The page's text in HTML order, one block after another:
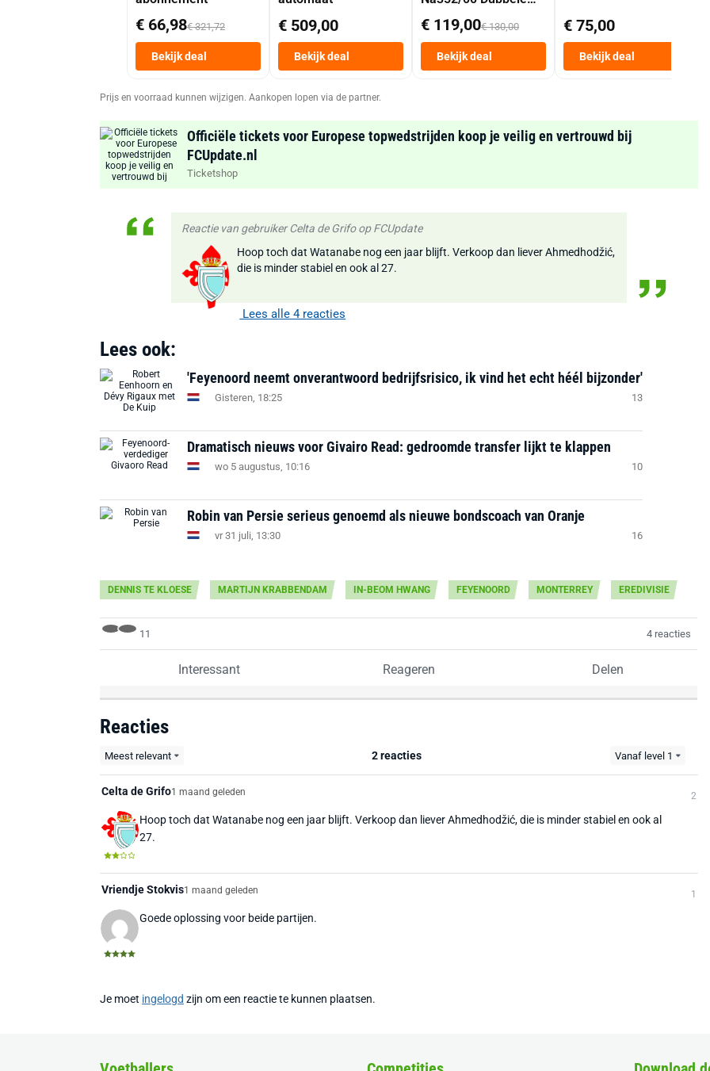
€ 66,98€ 321,72
Bekijk deal
€ 509,00
Bekijk deal
Mand 9 L Tot 6
Personen
Heteluchtfriteuse
Zwart
€ 119,00€ 130,00
Bekijk deal
€ 75,00
Bekijk deal
Prijs en voorraad kunnen wijzigen. Aankopen lopen via de partner.
Officiële tickets voor Europese topwedstrijden koop je veilig en vertrouwd bij
FCUpdate.nl
Ticketshop
Reactie van gebruiker Celta de Grifo op FCUpdate
Hoop toch dat Watanabe nog een jaar blijft. Verkoop dan liever Ahmedhodžić,
die is minder stabiel en ook al 27.
Lees alle 4 reacties
Lees ook:
'Feyenoord neemt onverantwoord bedrijfsrisico, ik vind het echt héél bijzonder'
Gisteren, 18:25 13
Dramatisch nieuws voor Givairo Read: gedroomde transfer lijkt te klappen
wo 5 augustus, 10:16 10
Robin van Persie serieus genoemd als nieuwe bondscoach van Oranje
vr 31 juli, 13:30 16
DENNIS TE KLOESE MARTIJN KRABBENDAM IN-BEOM HWANG FEYENOORD MONTERREY EREDIVISIE
11 4 reacties
Interessant Reageren Delen
Reacties
Meest relevant 2 reacties Vanaf level 1
Celta de Grifo1 maand geleden 2
Hoop toch dat Watanabe nog een jaar blijft. Verkoop dan liever Ahmedhodžić, die is minder stabiel en ook al
27.
Vriendje Stokvis1 maand geleden 1
Goede oplossing voor beide partijen.
Je moet ingelogd zijn om een reactie te kunnen plaatsen.